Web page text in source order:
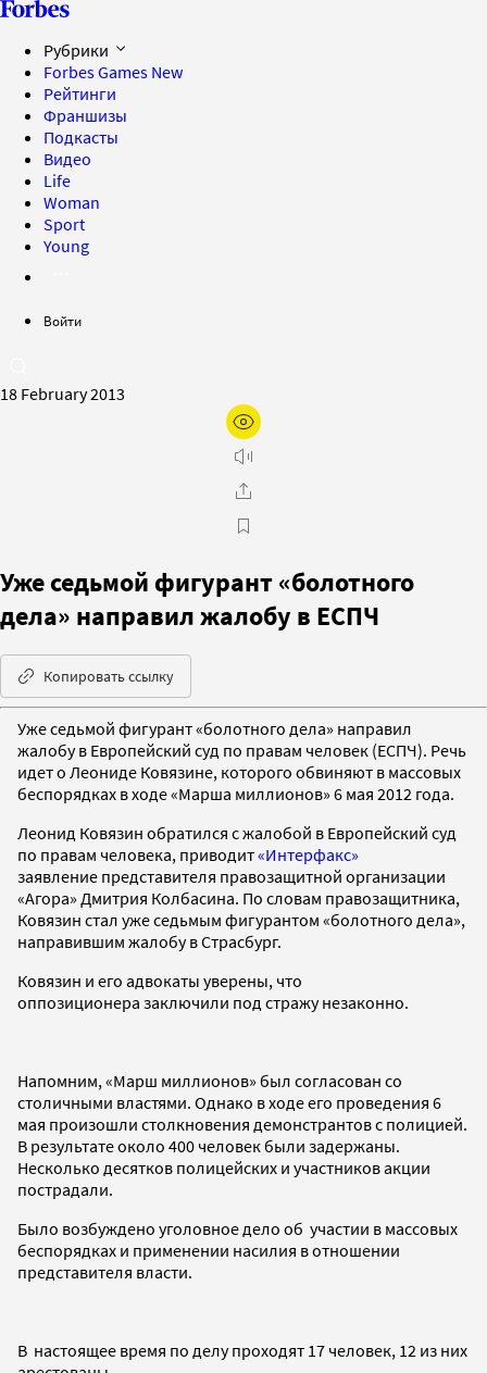
Рубрики
Forbes Games New
Рейтинги
Франшизы
Подкасты
Видео
Life
Woman
Sport
Young
Войти
18 February 2013
Уже седьмой фигурант «болотного
дела» направил жалобу в ЕСПЧ
Копировать ссылку
Уже седьмой фигурант «болотного дела» направил
жалобу в Европейский суд по правам человек (ЕСПЧ). Речь
идет о Леониде Ковязине, которого обвиняют в массовых
беспорядках в ходе «Марша миллионов» 6 мая 2012 года.
Леонид Ковязин обратился с жалобой в Европейский суд
по правам человека, приводит«Интерфакс»
заявление представителя правозащитной организации
«Агора» Дмитрия Колбасина. По словам правозащитника,
Ковязин стал уже седьмым фигурантом «болотного дела»,
направившим жалобу в Страсбург.
Ковязин и его адвокаты уверены, что
оппозиционера заключили под стражу незаконно.
Напомним, «Марш миллионов» был согласован со
столичными властями. Однако в ходе его проведения 6
мая произошли столкновения демонстрантов с полицией.
В результате около 400 человек были задержаны.
Несколько десятков полицейских и участников акции
пострадали.
Было возбуждено уголовное дело об участии в массовых
беспорядках и применении насилия в отношении
представителя власти.
В настоящее время по делу проходят 17 человек, 12 из них